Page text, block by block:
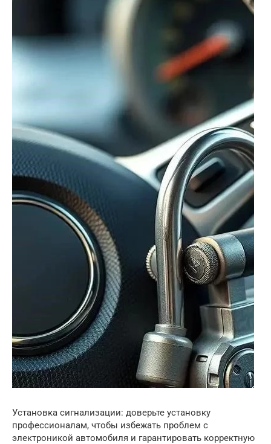
Установка сигнализации: доверьте установку
профессионалам, чтобы избежать проблем с
электроникой автомобиля и гарантировать корректную